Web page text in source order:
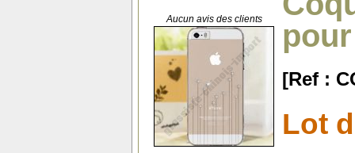
Aucun avis des clients
[Ref :
Lot